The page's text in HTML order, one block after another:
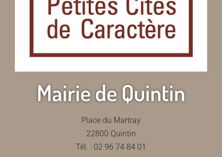
Mairie de Quintin
Place du Martray
22800 Quintin
Tél. : 02 96 74 84 01